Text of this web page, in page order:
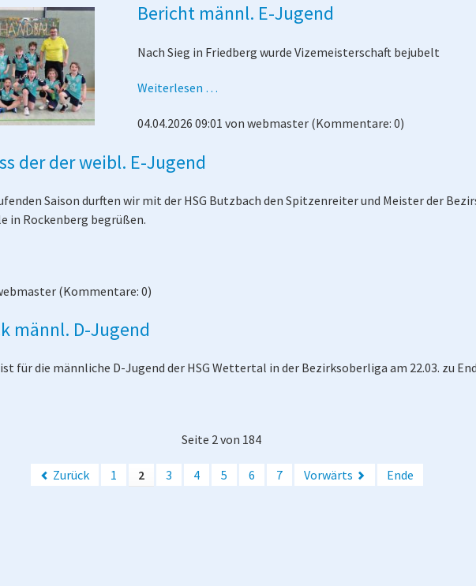
Bericht männl. E-Jugend
Nach Sieg in Friedberg wurde Vizemeisterschaft bejubelt
Weiterlesen …Bericht
E-
04.04.2026 09:01 von webmaster(Kommentare: 0)
der der weibl. E-Jugend
Saison durften wir mit der HSG Butzbach den Spitzenreiter und Meister der
in Rockenberg begrüßen.
(Kommentare: 0)
männl. D-Jugend
für die männliche D-Jugend der HSG Wettertal in der Bezirksoberliga am 22.03. zu
Seite 2 von 184
Zurück 1 2 3 4 5 6 7 Vorwärts Ende